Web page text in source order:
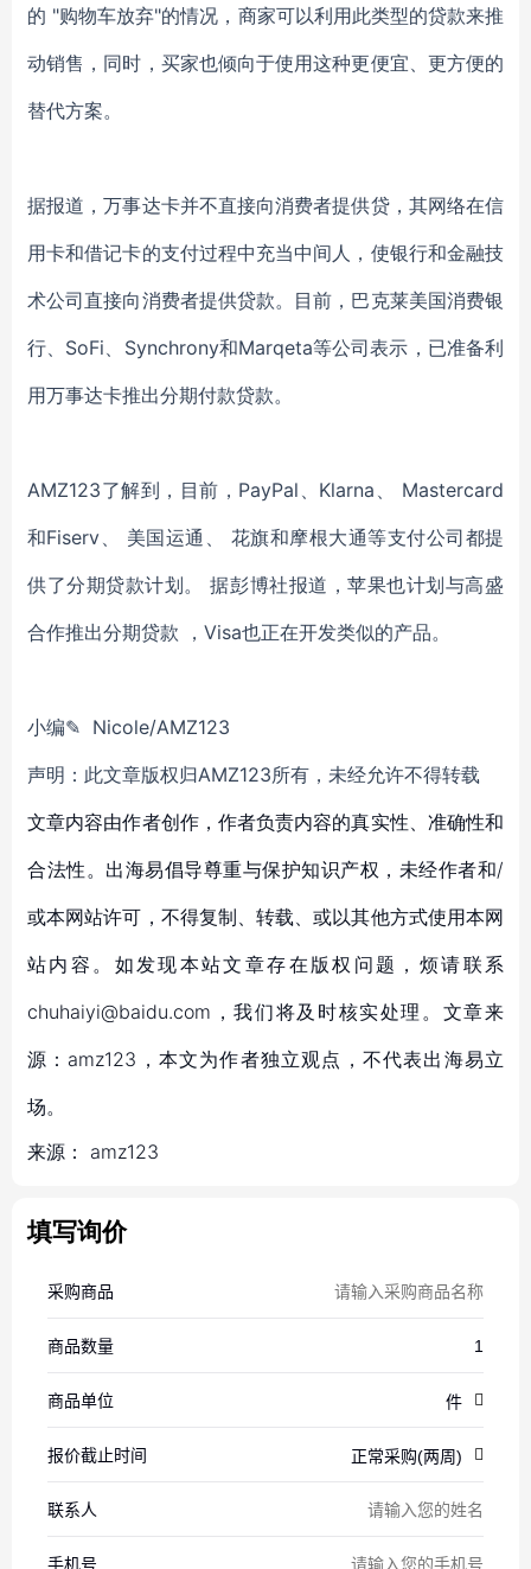
的 "购物车放弃"的情况，商家可以利用此类型的贷款来推
动销售，同时，买家也倾向于使用这种更便宜、更方便的
替代方案。
据报道，万事达卡并不直接向消费者提供贷，其网络在信
用卡和借记卡的支付过程中充当中间人，使银行和金融技
术公司直接向消费者提供贷款。目前，巴克莱美国消费银
行、SoFi、Synchrony和Marqeta等公司表示，已准备利
用万事达卡推出分期付款贷款。
AMZ123了解到，目前，PayPal、Klarna、 Mastercard
和Fiserv、 美国运通、 花旗和摩根大通等支付公司都提
供了分期贷款计划。 据彭博社报道，苹果也计划与高盛
合作推出分期贷款 ，Visa也正在开发类似的产品。
小编✎ Nicole/AMZ123
声明：此文章版权归AMZ123所有，未经允许不得转载
文章内容由作者创作，作者负责内容的真实性、准确性和
合法性。出海易倡导尊重与保护知识产权，未经作者和/
或本网站许可，不得复制、转载、或以其他方式使用本网
站内容。如发现本站文章存在版权问题，烦请联系
chuhaiyi@baidu.com，我们将及时核实处理。文章来
源：amz123，本文为作者独立观点，不代表出海易立
场。
来源： amz123
填写询价